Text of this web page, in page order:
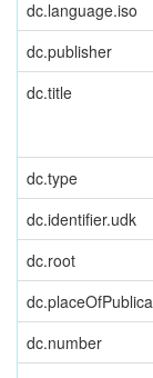
dc.language.iso
dc.publisher
dc.title
dc.type
dc.identifier.udk
dc.root
dc.number